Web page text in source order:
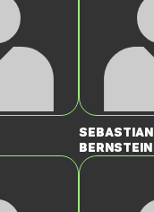
Sebastian
Bernstein